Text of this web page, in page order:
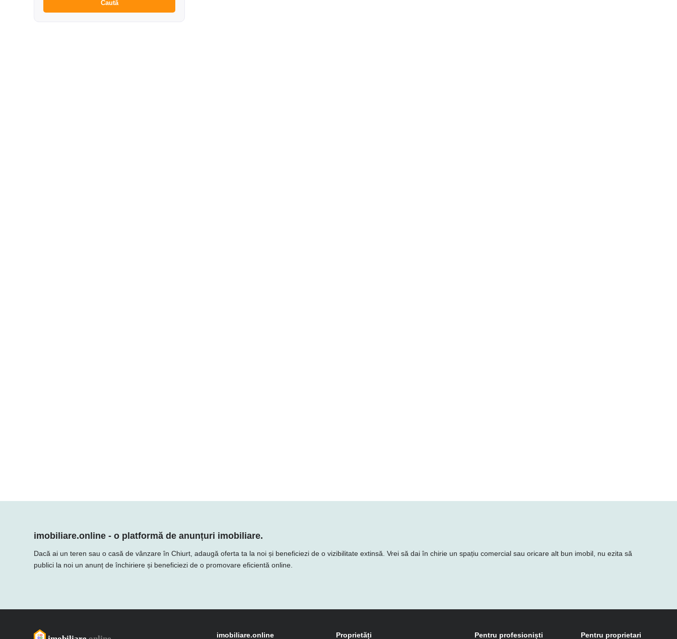
Caută
imobiliare.online - o platformă de anunțuri imobiliare.
Dacă ai un teren sau o casă de vânzare în Chiurt, adaugă oferta ta la noi și beneficiezi de o vizibilitate extinsă. Vrei să dai în chirie un spațiu comercial sau oricare alt bun imobil, nu ezita să
publici la noi un anunț de închiriere și beneficiezi de o promovare eficientă online.
imobiliare.online Proprietăți Pentru profesioniști Pentru proprietari